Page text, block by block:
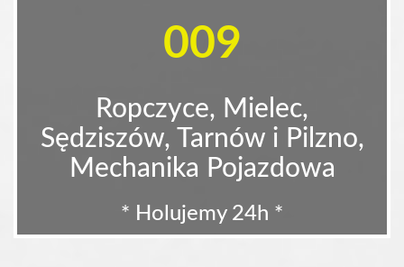
009
Ropczyce, Mielec,
Sędziszów, Tarnów i Pilzno,
Mechanika Pojazdowa
* Holujemy 24h *